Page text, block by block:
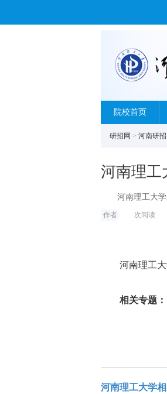
院校首页
研招网 > 河南研招
河南理工
河南理工大学
作者 次阅读
河南理工大
相关专题：
河南理工大学相